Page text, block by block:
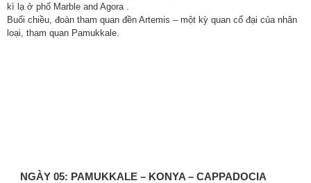
kì lạ ở phố Marble and Agora .
Buổi chiều, đoàn tham quan đền Artemis – một kỳ quan cổ đại của nhân
loại, tham quan Pamukkale.
NGÀY 05: PAMUKKALE – KONYA – CAPPADOCIA